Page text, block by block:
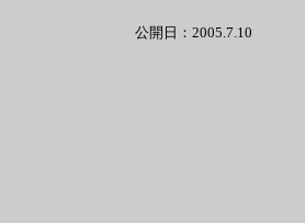
公開日：2005.7.10